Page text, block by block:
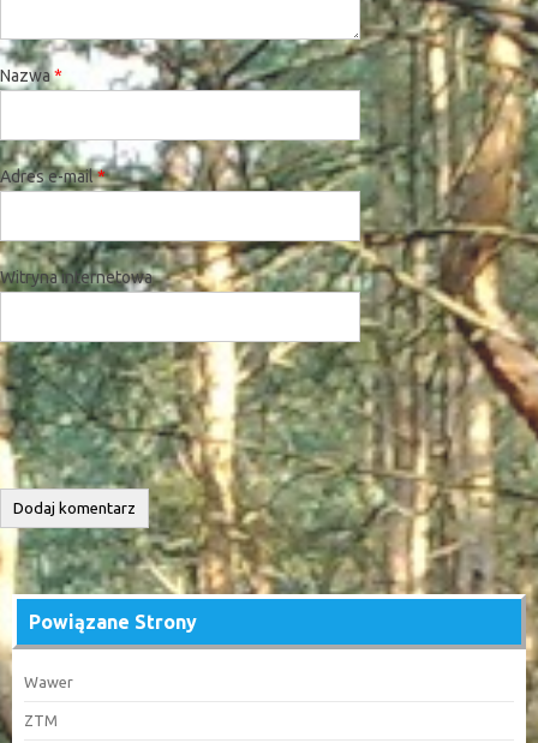
Nazwa*
Adres e-mail*
Witryna internetowa
Powiązane Strony
Wawer
ZTM